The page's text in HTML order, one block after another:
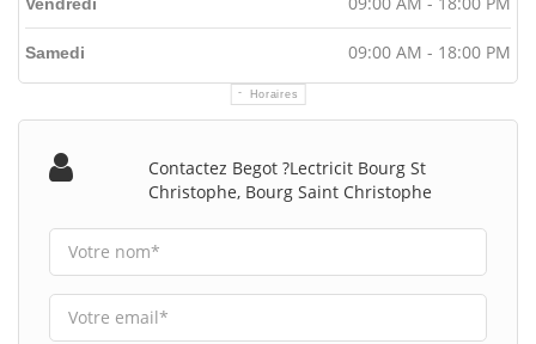
Horaires
Samedi 09:00 AM - 18:00 PM
Contactez Begot ?lectricit Bourg St
Christophe, Bourg Saint Christophe